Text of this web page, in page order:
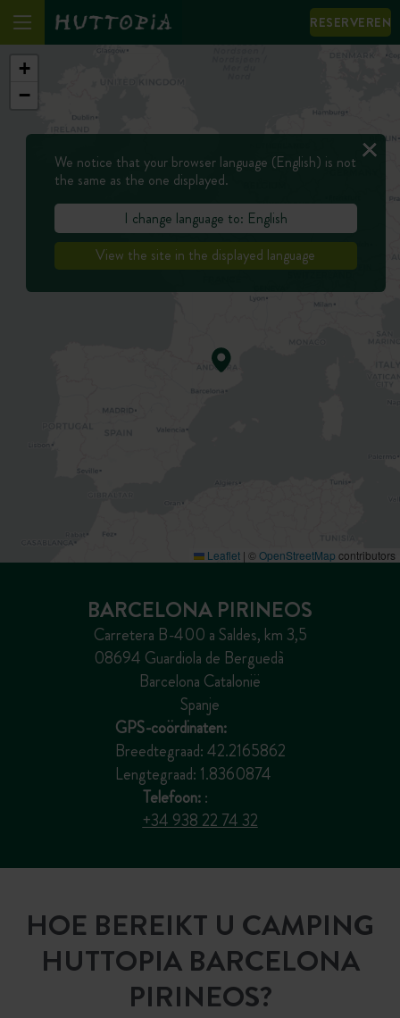
RESERVEREN
+
−
Leaflet | ©OpenStreetMap contributors
BARCELONA PIRINEOS
Carretera B-400 a Saldes, km 3,5
08694 Guardiola de Berguedà
Barcelona Catalonië
Spanje
GPS-coördinaten:
Breedtegraad: 42.2165862
Lengtegraad: 1.8360874
Telefoon::
+34 938 22 74 32
HOE BEREIKT U CAMPING
HUTTOPIA BARCELONA
PIRINEOS?
We notice that your browser language (English) is not
the same as the one displayed.
I change language to: English
View the site in the displayed language